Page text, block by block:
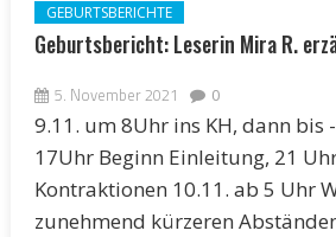
GEBURTSBERICHTE
Geburtsbericht: Leserin Mira R.
5. November 2021 0
9.11. um 8Uhr ins KH, dann bis
17Uhr Beginn Einleitung, 21
Kontraktionen 10.11. ab 5 Uhr
zunehmend kürzeren